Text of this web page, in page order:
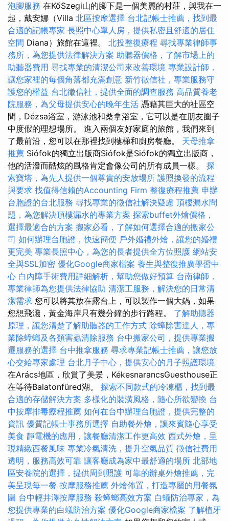
泡腳服務 在KőSzegi山的腳下是一個美麗的村莊，與我在一
起，戴安娜（Villa 北區按摩選擇 台北記帳士推薦，找到最
合適的記帳專家 長照中心單人房，提供私密且舒適的居住
空間 Diana）旅館在這裡。 北投整復療程 尋找專業律師事
務所，為您提供法律解決方案 助聽器價格，了解市場上的
助聽器費用 尋找專業的清潔公司來改善環境 專業設計師，
讓您家裡的每個角落都充滿創意 新竹徵信社，專業服務守
護您的權益 台北徵信社，提供全面的調查服務 高品質養老
院服務，為父母提供安心的晚年生活 憑藉其巨大的社區空
間，Dézsa浴室，游泳池和桑拿浴室，它可以是在朋友圈子
中度假的理想場所。 進入兩個友好家庭的旅館，我們來到
了最前沿，您可以在那裡找到樓梯和廚房餐廳。 天母推拿
推薦 Siófok的獨立出版商Siófok是Siófok的獨立出版商，
他的活潑而酷炫的風格肯定會像公司的所有成員一樣。 探
索寶塔，為先人提供一個尊貴的安放場所 護照換發的流程
與要求 找值得信賴的Accounting Firm 整復療程推薦 申辦
台胞證的台北服務 尋找專業的徵信社解決疑慮 頂樓漏水問
題，為您解決頂樓漏水的專業方案 探索buffet外燴價格，
選擇最適合的方案 搬家必看，了解如何選擇合適的搬家公
司 如何辦理台胞證，快速簡便 戶外婚禮外燴，讓您的婚禮
更完美 專業長照中心，為您的長者提供全方位照護 網站安
全與SSL加密 優化Google商家檔案 養生與整復推廣學習中
心 白內障手術費用詳細解析，幫助您做好預算 台南律師，
專業律師為您提供法律協助 清潔工服務，解決您的日常清
潔需求 您可以將其放在露台上，可以製作一個大鍋，如果
您想飛濺，黃金海岸只有幾分鐘的步行路程。 了解助聽器
原理，讓您清楚了解助聽器的工作方式 除蟑除害達人，專
業除蟑螂及各類害蟲清除服務 台中搬家公司，提供專業搬
遷服務的選擇 台中推拿服務 尋求專業記帳士推薦，讓您放
心交給專家處理 台北月子中心，提供安心的月子照護環境
在Arács地區，欣賞了美景，KékesnarancsGuesthouse正
在等待Balatonfüred湖。 探索不同款式的冷凍櫃，找到最
合適的存儲解決方案 多樣化的裝潢風格，隨心所欲變換 台
中按摩排毒療程推薦 如何在台中辦理台胞證，提供完整的
資訊 優質記帳士事務所選擇 自助餐外燴，讓來賓隨心享受
美食 靜電機的應用，讓餐廳清潔工作更高效 西式外燴，呈
現精緻西餐風味 專業冷氣清洗，提升空氣品質 徵信社費用
透明，服務高效可靠 讓客廳成為家中最舒適的場所 北部地
區安養院的選擇，提供周到照護 可靠的辦桌外燴推薦，完
美呈現每一餐 按摩服務推薦 外燴佈置，打造專屬的用餐氛
圍 台中輕井澤按摩服務 殺蟑螂高效方案 白蟻防治專家，為
您提供專業的白蟻防治方案 優化Google商家檔案 了解植牙